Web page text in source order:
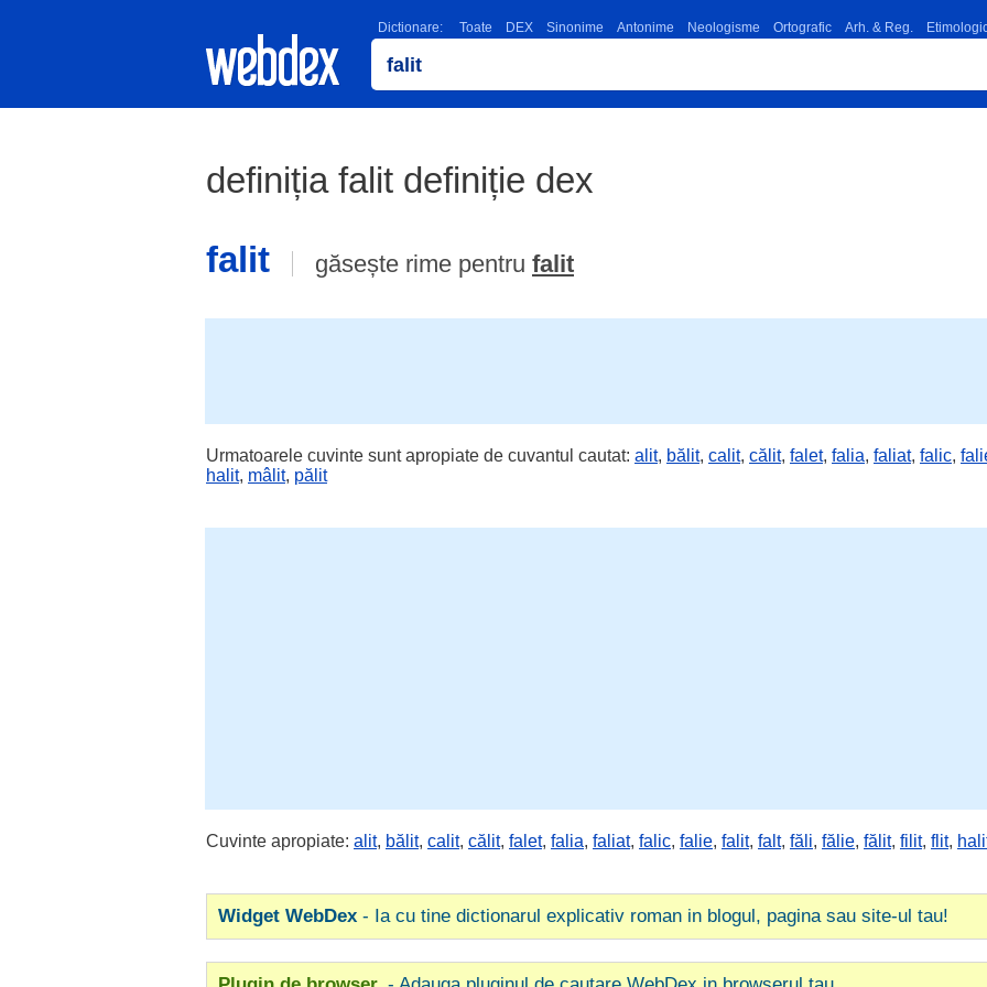
Dictionare: Toate DEX Sinonime Antonime Neologisme Ortografic Arh. & Reg.
definiția falit definiție dex
falit
găsește rime pentru falit
Urmatoarele cuvinte sunt apropiate de cuvantul cautat: alit, bălit, calit, călit, falet, falia, faliat, falic,
halit, mâlit, pălit
Cuvinte apropiate: alit, bălit, calit, călit, falet, falia, faliat, falic, falie, falit, falt, făli, fălie, fălit, filit, flit,
Widget WebDex - Ia cu tine dictionarul explicativ roman in blogul, pagina sau site-ul tau!